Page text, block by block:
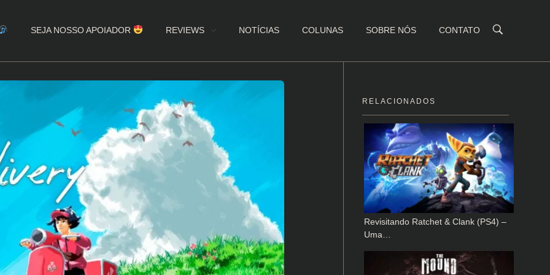
SEJA NOSSO APOIADOR REVIEWS NOTÍCIAS COLUNAS SOBRE NÓS CONTATO
RELACIONADOS
Revisitando Ratchet & Clank (PS4) –
Uma…